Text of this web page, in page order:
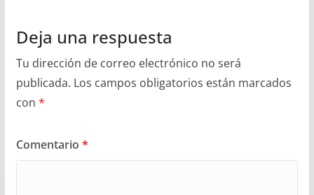
Deja una respuesta
Tu dirección de correo electrónico no será
publicada. Los campos obligatorios están marcados
con *
Comentario *